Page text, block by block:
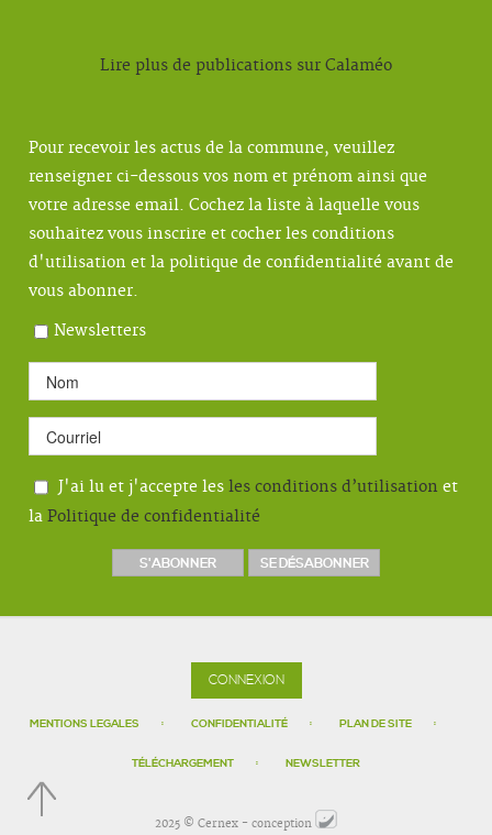
Lire plus de publications sur Calaméo
Pour recevoir les actus de la commune, veuillez
renseigner ci-dessous vos nom et prénom ainsi que
votre adresse email. Cochez la liste à laquelle vous
souhaitez vous inscrire et cocher les conditions
d'utilisation et la politique de confidentialité avant de
vous abonner.
Newsletters
J'ai lu et j'accepte les les conditions d’utilisation et
la Politique de confidentialité
CONNEXION
MENTIONS LEGALES CONFIDENTIALITÉ PLAN DE SITE
TÉLÉCHARGEMENT NEWSLETTER
2025 © Cernex - conception